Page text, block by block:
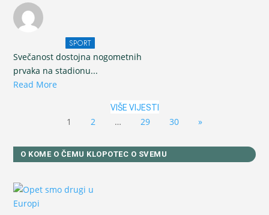
SPORT
Svečanost dostojna nogometnih
prvaka na stadionu...
Read More
VIŠE VIJESTI
1 2 … 29 30 »
O KOME O ČEMU KLOPOTEC O SVEMU